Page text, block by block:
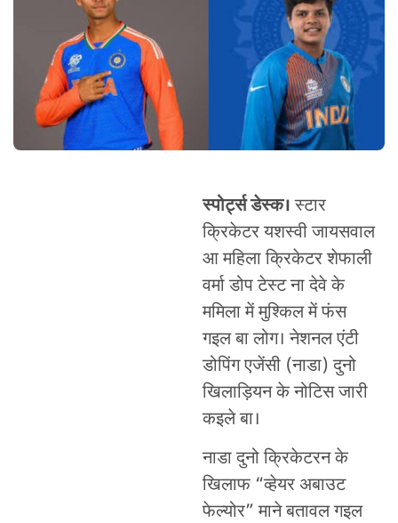
स्पोर्ट्स डेस्क।स्टार
क्रिकेटर यशस्वी जायसवाल
आ महिला क्रिकेटर शेफाली
वर्मा डोप टेस्ट ना देवे के
ममिला में मुश्किल में फंस
गइल बा लोग। नेशनल एंटी
डोपिंग एजेंसी (नाडा) दुनो
खिलाड़ियन के नोटिस जारी
कइले बा।
नाडा दुनो क्रिकेटरन के
खिलाफ “व्हेयर अबाउट
फेल्योर” माने बतावल गइल